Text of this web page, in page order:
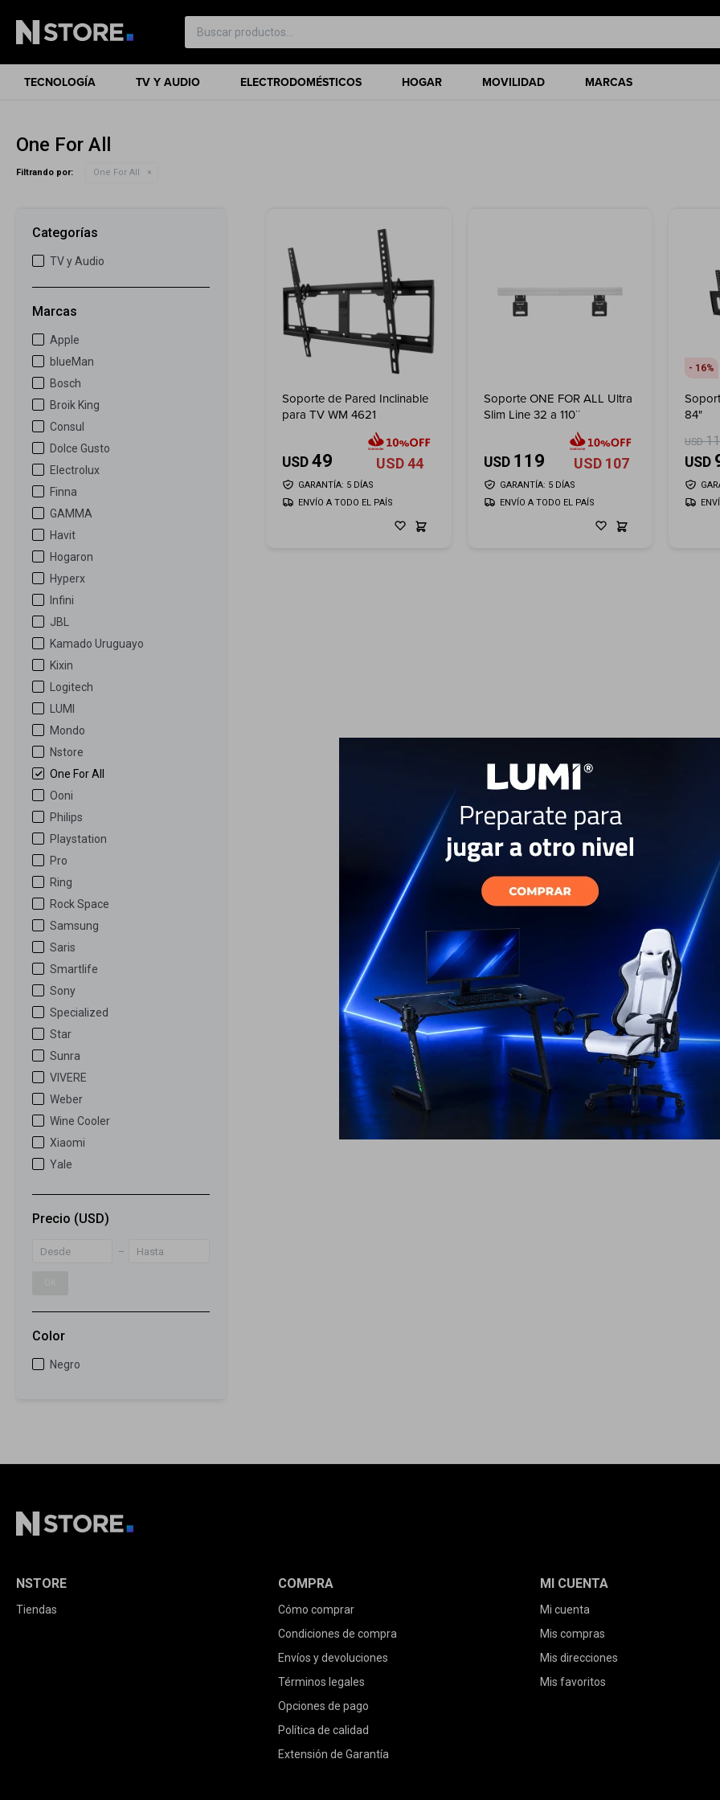
TECNOLOGÍA TV Y AUDIO ELECTRODOMÉSTICOS HOGAR MOVILIDAD MARCAS
One For All
Filtrando por: One For All
Soporte de Pared Inclinable
para TV WM 4621
USD 49 USD 44
GARANTÍA: 5 DÍAS
ENVÍO A TODO EL PAÍS
Soporte ONE FOR ALL Ultra
Slim Line 32 a 110¨
USD 119 USD 107
GARANTÍA: 5 DÍAS
ENVÍO A TODO EL PAÍS
16
84"
USD
USD
Categorías
TV y Audio
Marcas
Apple
blueMan
Bosch
Broik King
Consul
Dolce Gusto
Electrolux
Finna
GAMMA
Havit
Hogaron
Hyperx
Infini
JBL
Kamado Uruguayo
Kixin
Logitech
LUMI
Mondo
Nstore
One For All
Ooni
Philips
Playstation
Pro
Ring
Rock Space
Samsung
Saris
Smartlife
Sony
Specialized
Star
Sunra
VIVERE
Weber
Wine Cooler
Xiaomi
Yale
Precio (USD)
Color
Negro
NSTORE
Tiendas
COMPRA
Cómo comprar
Condiciones de compra
Envíos y devoluciones
Términos legales
Opciones de pago
Política de calidad
Extensión de Garantía
MI CUENTA
Mi cuenta
Mis compras
Mis direcciones
Mis favoritos